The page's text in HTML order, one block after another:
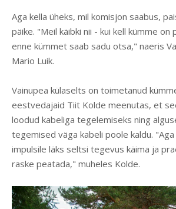
Aga kella üheks, mil komisjon saabus,
päike. "Meil käibki nii - kui kell kümme on
enne kümmet saab sadu otsa," naeris
Mario Luik.
Vainupea külaselts on toimetanud
eestvedajaid Tiit Kolde meenutas, et
loodud kabeliga tegelemiseks ning
tegemised väga kabeli poole kaldu.
impulsile läks seltsi tegevus käima ja
raske peatada," muheles Kolde.